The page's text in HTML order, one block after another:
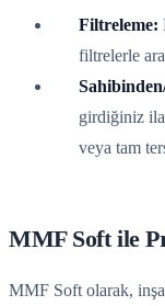
Filtreleme:
filtrelerle
girdiğiniz
veya tam
MMF Soft ile
MMF Soft olarak,